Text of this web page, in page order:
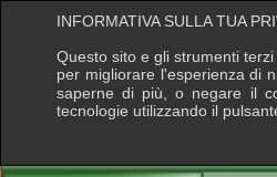
INFORMATIVA SULLA TUA
Questo sito e gli strumenti
per migliorare l'esperienza di
saperne di più, o negare il
tecnologie utilizzando il